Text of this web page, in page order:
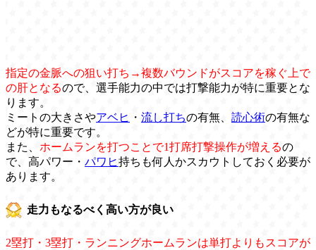
指定の金脈への狙い打ち→複数バウンドがスコアを稼ぐ上で
の肝となるので、選手能力の中では打撃能力が特に重要とな
ります。
ミートの大きさやアベヒ ・ 流し打ちの有無、 読心術の有無な
どが特に重要です。
また、 ホームランを打つことで1打席打撃操作が増えるの
で、高パワー・ パワヒ持ちも何人かスカウトしておく必要が
あります。
走力もなるべく高い方が良い
2塁打・3塁打・ランニングホームランは単打よりもスコアが